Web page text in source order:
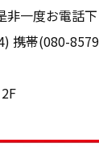
非一度お電話
携帯(080-